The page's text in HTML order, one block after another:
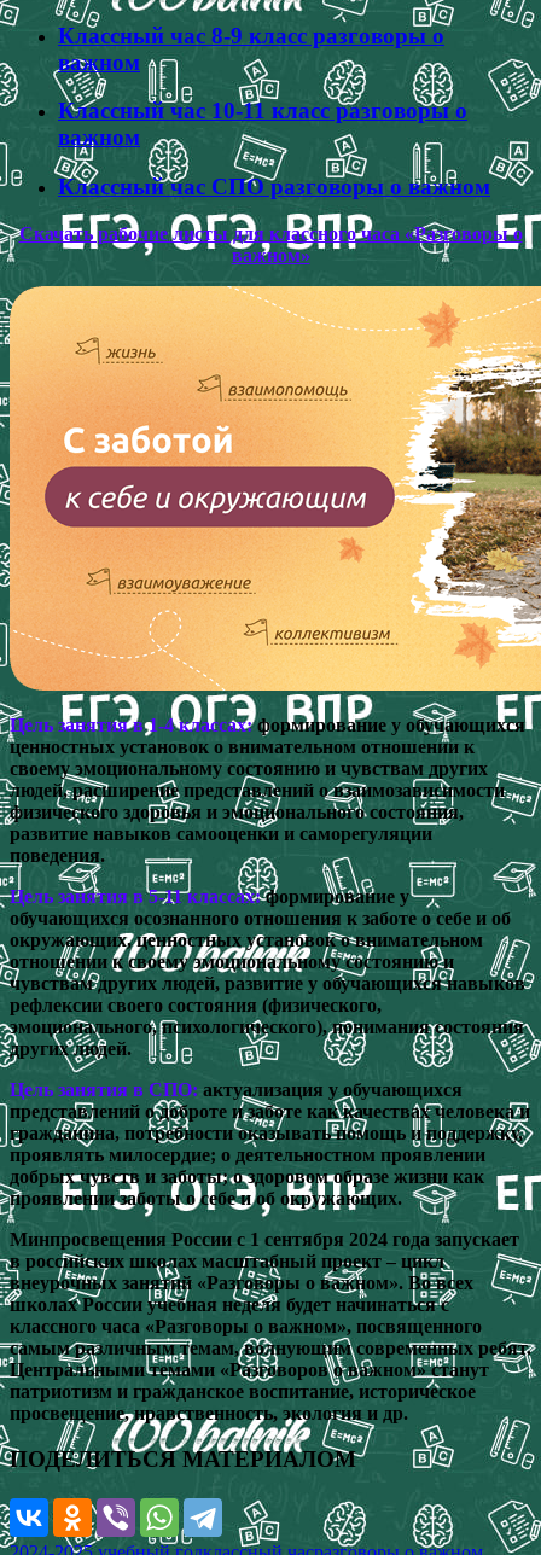
Классный час 8-9 класс разговоры о
важном
Классный час 10-11 класс разговоры о
важном
Классный час СПО разговоры о важном
Скачать рабочие листы для классного часа «Разговоры о
важном»
Цель занятия в 1-4 классах:формирование у обучающихся
ценностных установок о внимательном отношении к
своему эмоциональному состоянию и чувствам других
людей, расширение представлений о взаимозависимости
физического здоровья и эмоционального состояния,
развитие навыков самооценки и саморегуляции
поведения.
Цель занятия в 5-11 классах:формирование у
обучающихся осознанного отношения к заботе о себе и об
окружающих, ценностных установок о внимательном
отношении к своему эмоциональному состоянию и
чувствам других людей, развитие у обучающихся навыков
рефлексии своего состояния (физического,
эмоционального, психологического), понимания состояния
других людей.
Цель занятия в СПО: актуализация у обучающихся
представлений о доброте и заботе как качествах человека и
гражданина, потребности оказывать помощь и поддержку,
проявлять милосердие; о деятельностном проявлении
добрых чувств и заботы; о здоровом образе жизни как
проявлении заботы о себе и об окружающих.
Минпросвещения России с 1 сентября 2024 года запускает
в российских школах масштабный проект – цикл
внеурочных занятий «Разговоры о важном». Во всех
школах России учебная неделя будет начинаться с
классного часа «Разговоры о важном», посвященного
самым различным темам, волнующим современных ребят.
Центральными темами «Разговоров о важном» станут
патриотизм и гражданское воспитание, историческое
просвещение, нравственность, экология и др.
ПОДЕЛИТЬСЯ МАТЕРИАЛОМ